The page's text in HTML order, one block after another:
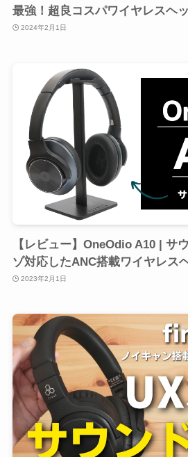
最強！超良コスパワイヤレスヘ
2024年2月1日
【レビュー】OneOdio A10 | サ
ゾ対応したANC搭載ワイヤレス
2023年2月1日